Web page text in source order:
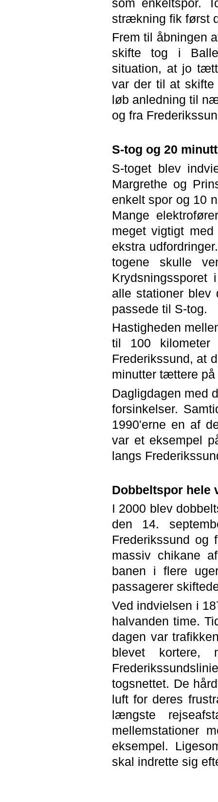
som enkeltspor.
strækning fik først
Frem til åbningen
skifte tog i
situation, at jo
var der til at skifte
løb anledning til
og fra
S-tog og 20
S-toget blev
Margrethe og
enkelt spor og 10
Mange
meget vigtigt
ekstra
togene skulle
alle stationer blev
passede til S-tog.
Hastigheden
til 100
Frederikssund, at
minutter tættere på
Dagligdagen med
forsinkelser.
1990'erne en af
var et eksempel
langs
Dobbeltspor hele
I 2000 blev
den 14.
Frederikssund og
massiv chikane
banen i flere
passagerer
Ved indvielsen i
halvanden time.
dagen var
blevet
togsnettet. De
luft for deres
længste
mellemstationer
eksempel.
skal indrette sig